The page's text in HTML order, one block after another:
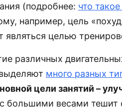
(подробнее: что
например, цель
являться целью
различных
много разных
цели занятий –
большими весами